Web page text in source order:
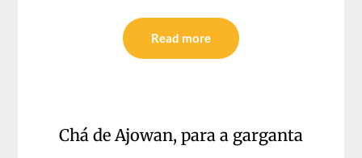
Read more
Chá de Ajowan, para a garganta